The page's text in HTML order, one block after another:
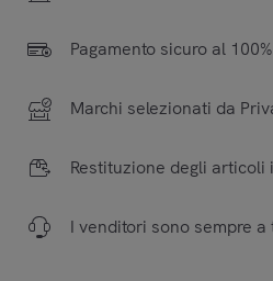
Pagamento sicuro al 100%
Marchi selezionati da
Restituzione degli articoli
I venditori sono sempre